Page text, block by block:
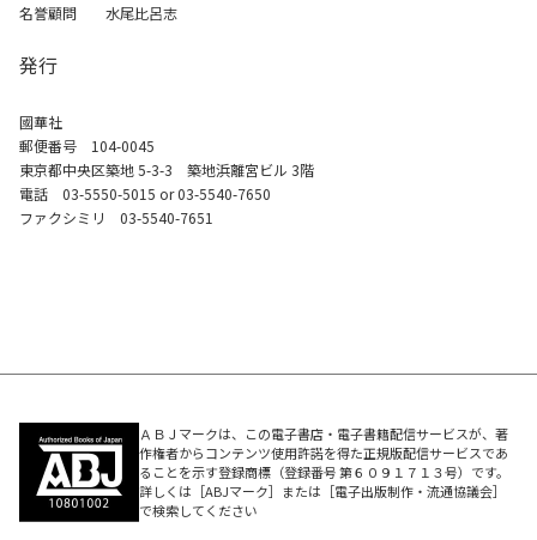
名誉顧問 水尾比呂志
発行
國華社
郵便番号 104-0045
東京都中央区築地 5-3-3 築地浜離宮ビル 3階
電話 03-5550-5015 or 03-5540-7650
ファクシミリ 03-5540-7651
ＡＢＪマークは、この電子書店・電子書籍配信サービスが、著
作権者からコンテンツ使用許諾を得た正規版配信サービスであ
ることを示す登録商標（登録番号 第６０９１７１３号）です。
詳しくは［ABJマーク］または［電子出版制作・流通協議会］
で検索してください